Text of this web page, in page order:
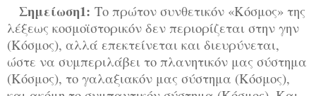
Σημείωση1: Το πρώτον συνθετικόν «Κόσμος» της
λέξεως κοσμοϊστορικόν δεν περιορίζεται στην γην
(Κόσμος), αλλά επεκτείνεται και διευρύνεται,
ώστε να συμπεριλάβει το πλανητικόν μας σύστημα
(Κόσμος), το γαλαξιακόν μας σύστημα (Κόσμος),